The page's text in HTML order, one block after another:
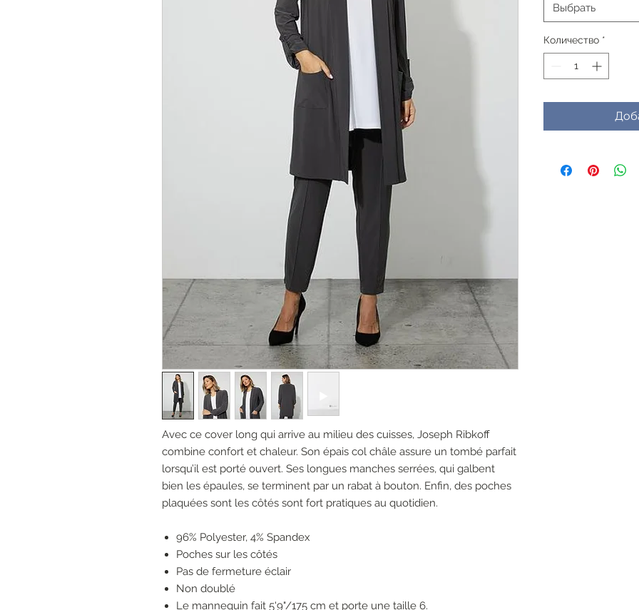
Avec ce cover long qui arrive au milieu des cuisses, Joseph Ribkoff
combine confort et chaleur. Son épais col châle assure un tombé parfait
lorsqu’il est porté ouvert. Ses longues manches serrées, qui galbent
bien les épaules, se terminent par un rabat à bouton. Enfin, des poches
plaquées sont les côtés sont fort pratiques au quotidien.
96% Polyester, 4% Spandex
Poches sur les côtés
Pas de fermeture éclair
Non doublé
Le mannequin fait 5'9"/175 cm et porte une taille 6.
Выбрать
Количество *